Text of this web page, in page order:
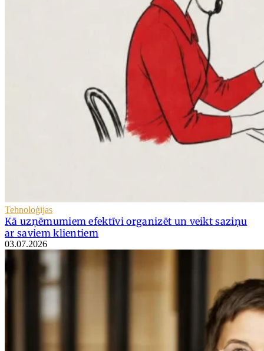
Tehnoloģijas
Kā uzņēmumiem efektīvi organizēt un veikt saziņu
ar saviem klientiem
03.07.2026